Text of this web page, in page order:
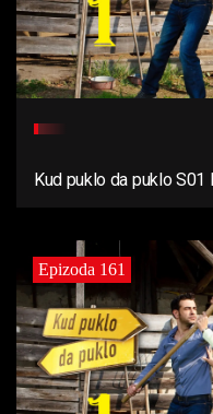
Kud puklo da puklo S01
Epizoda 161